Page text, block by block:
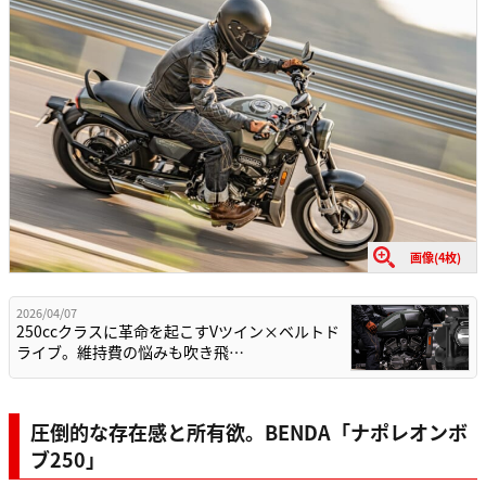
画像(4枚)
2026/04/07
250ccクラスに革命を起こすVツイン×ベルトド
ライブ。維持費の悩みも吹き飛…
圧倒的な存在感と所有欲。BENDA「ナポレオンボ
ブ250」